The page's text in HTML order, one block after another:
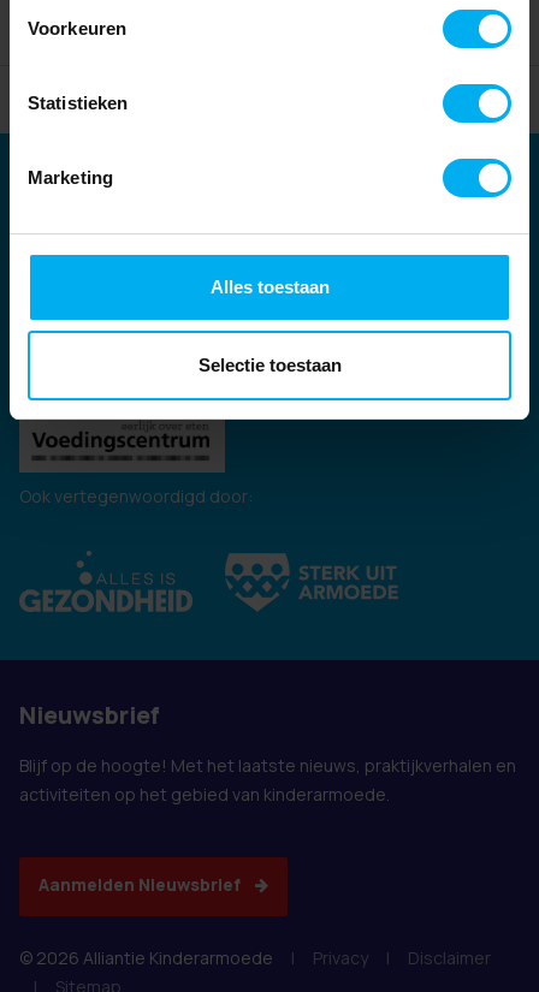
Voorkeuren
Statistieken
Marketing
Alles toestaan
Selectie toestaan
Home Partners
Partners
Kernpartners:
Ook vertegenwoordigd door:
Nieuwsbrief
Blijf op de hoogte! Met het laatste nieuws, praktijkverhalen en
activiteiten op het gebied van kinderarmoede.
Aanmelden Nieuwsbrief
© 2026 Alliantie Kinderarmoede | Privacy |
Disclaimer
|
Sitemap